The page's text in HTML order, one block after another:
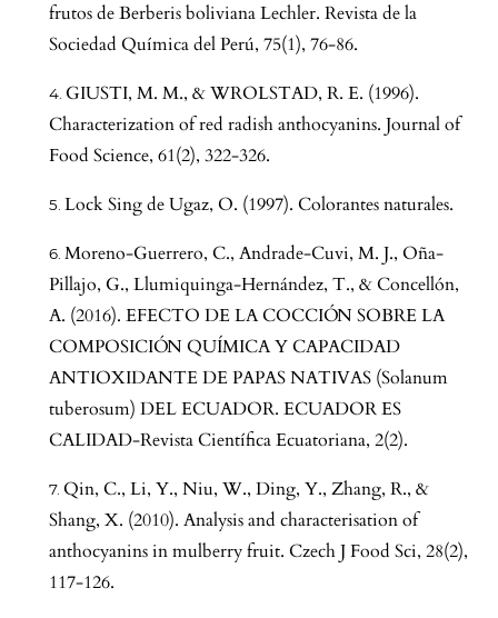
frutos de Berberis boliviana Lechler. Revista de la
Sociedad Química del Perú, 75(1), 76-86.
GIUSTI, M. M., & WROLSTAD, R. E. (1996).
Characterization of red radish anthocyanins. Journal of
Food Science, 61(2), 322-326.
Lock Sing de Ugaz, O. (1997). Colorantes naturales.
Moreno-Guerrero, C., Andrade-Cuvi, M. J., Oña-
Pillajo, G., Llumiquinga-Hernández, T., & Concellón,
A. (2016). EFECTO DE LA COCCIÓN SOBRE LA
COMPOSICIÓN QUÍMICA Y CAPACIDAD
ANTIOXIDANTE DE PAPAS NATIVAS (Solanum
tuberosum) DEL ECUADOR. ECUADOR ES
CALIDAD-Revista Científica Ecuatoriana, 2(2).
Qin, C., Li, Y., Niu, W., Ding, Y., Zhang, R., &
Shang, X. (2010). Analysis and characterisation of
anthocyanins in mulberry fruit. Czech J Food Sci, 28(2),
117-126.